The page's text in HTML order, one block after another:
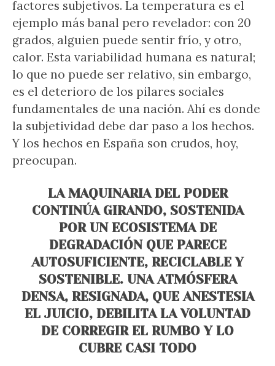
factores subjetivos. La temperatura es el
ejemplo más banal pero revelador: con 20
grados, alguien puede sentir frío, y otro,
calor. Esta variabilidad humana es natural;
lo que no puede ser relativo, sin embargo,
es el deterioro de los pilares sociales
fundamentales de una nación. Ahí es donde
la subjetividad debe dar paso a los hechos.
Y los hechos en España son crudos, hoy,
preocupan.
LA MAQUINARIA DEL PODER
CONTINÚA GIRANDO, SOSTENIDA
POR UN ECOSISTEMA DE
DEGRADACIÓN QUE PARECE
AUTOSUFICIENTE, RECICLABLE Y
SOSTENIBLE. UNA ATMÓSFERA
DENSA, RESIGNADA, QUE ANESTESIA
EL JUICIO, DEBILITA LA VOLUNTAD
DE CORREGIR EL RUMBO Y LO
CUBRE CASI TODO